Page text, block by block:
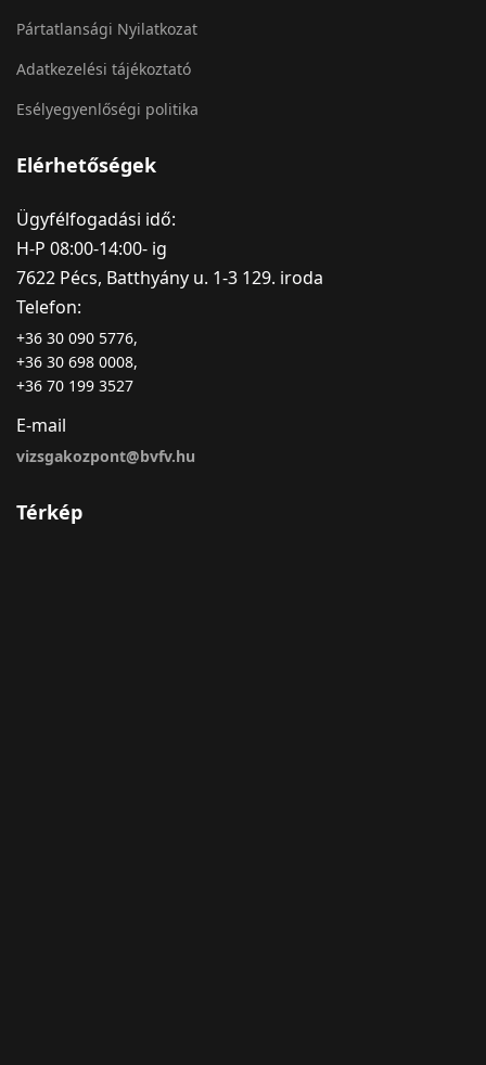
Pártatlansági Nyilatkozat
Adatkezelési tájékoztató
Esélyegyenlőségi politika
Elérhetőségek
Ügyfélfogadási idő:
H-P 08:00-14:00- ig
7622 Pécs, Batthyány u. 1-3 129. iroda
Telefon:
+36 30 090 5776,
+36 30 698 0008,
+36 70 199 3527
E-mail
vizsgakozpont@bvfv.hu
Térkép